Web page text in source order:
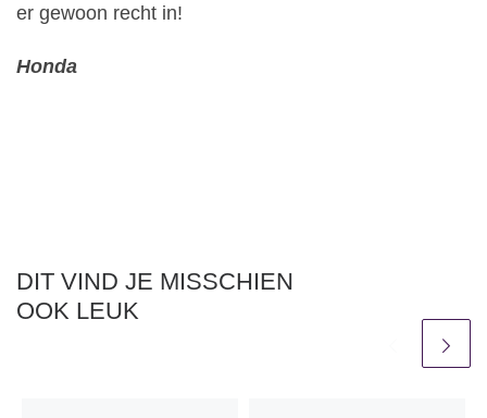
er gewoon recht in!
Honda
DIT VIND JE MISSCHIEN
OOK LEUK